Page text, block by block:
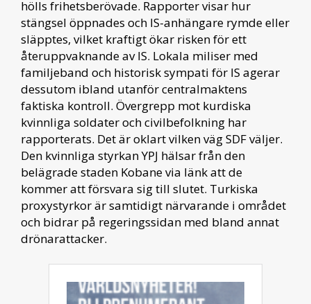
hölls frihetsberövade. Rapporter visar hur
stängsel öppnades och IS-anhängare rymde eller
släpptes, vilket kraftigt ökar risken för ett
återuppvaknande av IS. Lokala miliser med
familjeband och historisk sympati för IS agerar
dessutom ibland utanför centralmaktens
faktiska kontroll. Övergrepp mot kurdiska
kvinnliga soldater och civilbefolkning har
rapporterats. Det är oklart vilken väg SDF väljer.
Den kvinnliga styrkan YPJ hälsar från den
belägrade staden Kobane via länk att de
kommer att försvara sig till slutet. Turkiska
proxystyrkor är samtidigt närvarande i området
och bidrar på regeringssidan med bland annat
drönarattacker.